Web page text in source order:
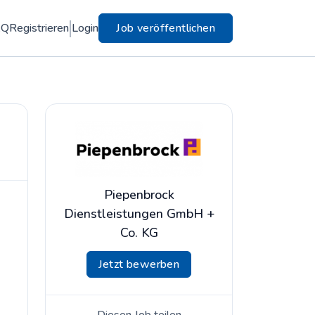
Registrieren Login Job veröffentlichen
Piepenbrock
Dienstleistungen GmbH +
Co. KG
Jetzt bewerben